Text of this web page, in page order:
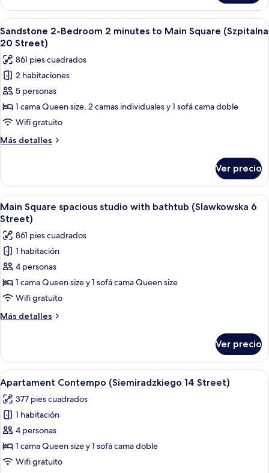
25
Street)
Studio
with
mezzanine
8
(Studencka
25
Street)
Abrir
todas
las
fotos
de
Sandstone
2-
Bedroom
2
minutes
Main
Square
(Szpitalna
20
Street)
Una habitación de hotel moderna
50
Sandstone 2-Bedroom 2 minutes to Main Square (Szpitalna
20 Street)
861 pies cuadrados
2 habitaciones
5 personas
1 cama Queen size, 2 camas individuales y 1 sofá cama doble
Wifi gratuito
Más detalles
Más
2-
Bedroom
2
minutes
Main
Square
(Szpitalna
20
Street)
Ver precio
Abrir
todas
las
fotos
de
Main
Square
spacious
studio
with
(Slawkowska
Street)
Una cocina moderna con armarios
1
Main Square spacious studio with bathtub (Slawkowska 6
Street)
861 pies cuadrados
1 habitación
4 personas
1 cama Queen size y 1 sofá cama Queen size
Wifi gratuito
Más detalles
Más
Square
spacious
studio
with
bathtub
(Slawkowska
6
Street)
Ver precio
Abrir
todas
las
fotos
de
Apartament
Contempo
Una sala de estar moderna con un
24
Apartament Contempo (Siemiradzkiego 14 Street)
377 pies cuadrados
1 habitación
4 personas
1 cama Queen size y 1 sofá cama doble
Wifi gratuito